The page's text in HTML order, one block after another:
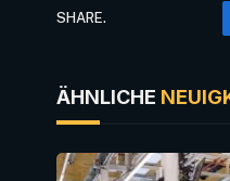
SHARE.
ÄHNLICHE